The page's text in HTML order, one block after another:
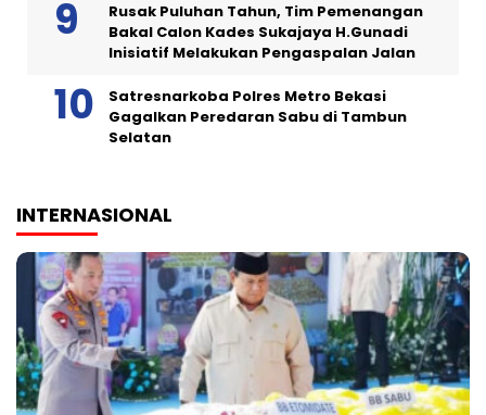
Rusak Puluhan Tahun, Tim Pemenangan
Bakal Calon Kades Sukajaya H.Gunadi
Inisiatif Melakukan Pengaspalan Jalan
Satresnarkoba Polres Metro Bekasi
Gagalkan Peredaran Sabu di Tambun
Selatan
INTERNASIONAL